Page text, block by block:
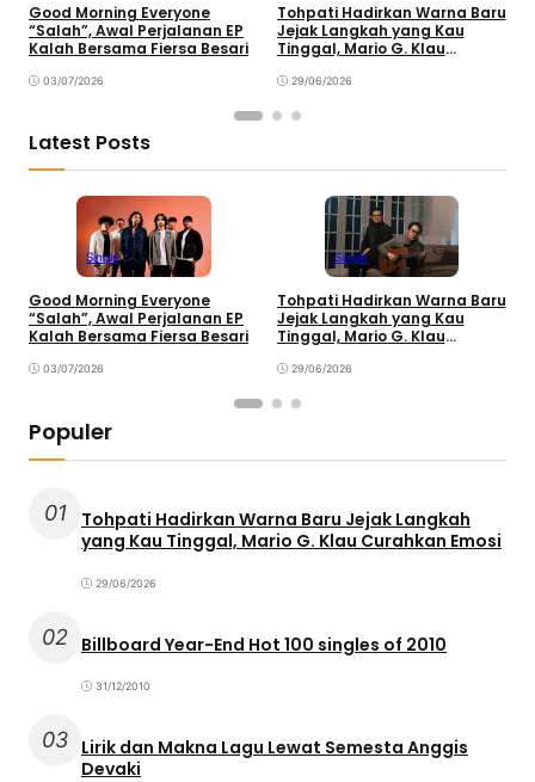
Good Morning Everyone
“Salah”, Awal Perjalanan EP
Kalah Bersama Fiersa Besari
03/07/2026
Tohpati Hadirkan Warna Baru
Jejak Langkah yang Kau
Tinggal, Mario G. Klau
29/06/2026
Latest Posts
Single
Good Morning Everyone
“Salah”, Awal Perjalanan EP
Kalah Bersama Fiersa Besari
03/07/2026
Single
Tohpati Hadirkan Warna Baru
Jejak Langkah yang Kau
Tinggal, Mario G. Klau
29/06/2026
Populer
01
Tohpati Hadirkan Warna Baru Jejak Langkah
yang Kau Tinggal, Mario G. Klau Curahkan Emosi
29/06/2026
02 Billboard Year-End Hot 100 singles of 2010
31/12/2010
03 Lirik dan Makna Lagu Lewat Semesta Anggis
Devaki